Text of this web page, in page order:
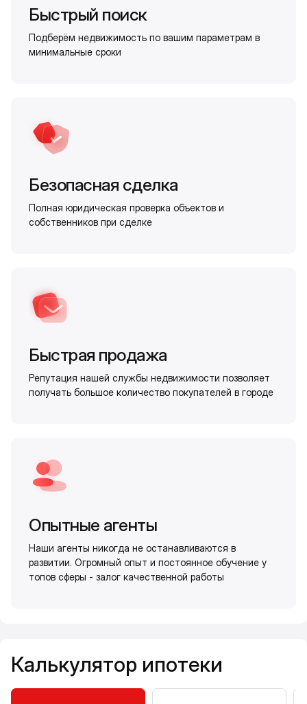
Быстрый поиск
Подберём недвижимость по вашим параметрам в
минимальные сроки
Безопасная сделка
Полная юридическая проверка объектов и
собственников при сделке
Быстрая продажа
Репутация нашей службы недвижимости позволяет
получать большое количество покупателей в городе
Опытные агенты
Наши агенты никогда не останавливаются в
развитии. Огромный опыт и постоянное обучение у
топов сферы - залог качественной работы
Калькулятор ипотеки